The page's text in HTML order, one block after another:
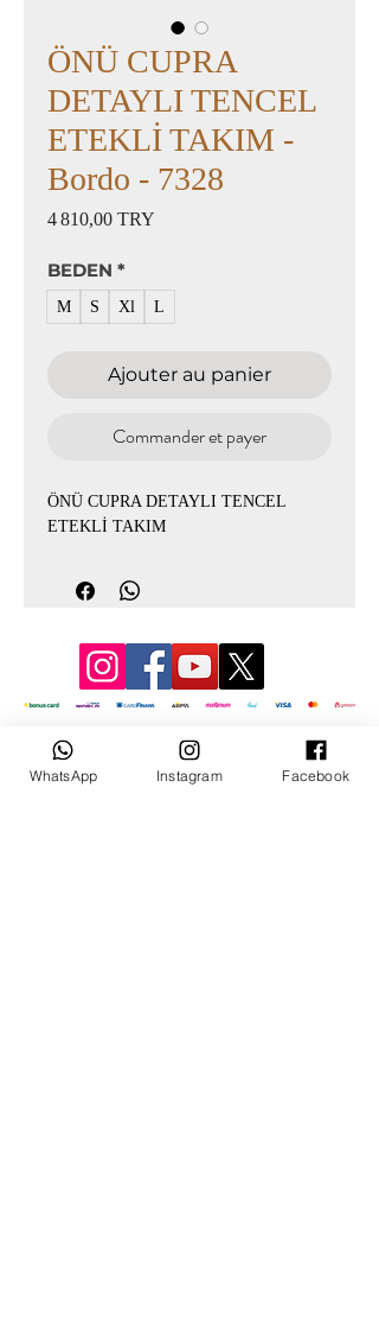
ÖNÜ CUPRA
DETAYLI TENCEL
ETEKLİ TAKIM -
Bordo - 7328
4 810,00 TRY
BEDEN *
M S Xl L
Ajouter au panier
Commander et payer
ÖNÜ CUPRA DETAYLI TENCEL
ETEKLİ TAKIM
WhatsApp Instagram Facebook